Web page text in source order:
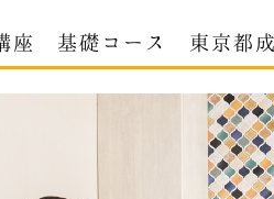
座 基礎コース 東京都